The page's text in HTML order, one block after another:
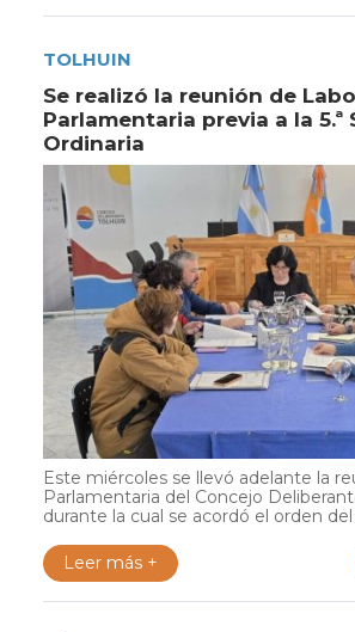
TOLHUIN
Se realizó la reunión de
Parlamentaria previa a la 5.ª
Ordinaria
Este miércoles se llevó adelante la
Parlamentaria del Concejo
durante la cual se acordó el orden del
Leer más +